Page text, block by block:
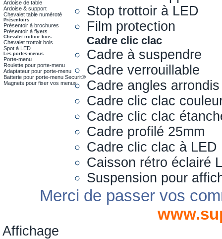
Ardoise de table
Ardoise & support
Chevalet table numéroté
Présentoirs
Présentoir à brochures
Présentoir à flyers
Chevalet trottoir bois
Chevalet trottoir bois
Spot à LED
Les portes-menus
Porte-menu
Roulette pour porte-menu
Adaptateur pour porte-menu
Batterie pour porte-menu Securit®
Magnets pour fixer vos menus
Stop trottoir à LED
Film protection
Cadre clic clac
Cadre à suspendre
Cadre verrouillable
Cadre angles arrondis
Cadre clic clac
Cadre clic clac
Cadre profilé 25mm
Cadre clic clac à LED
Caisson rétro éclairé
Suspension pour
Merci de passer vos
Affichage